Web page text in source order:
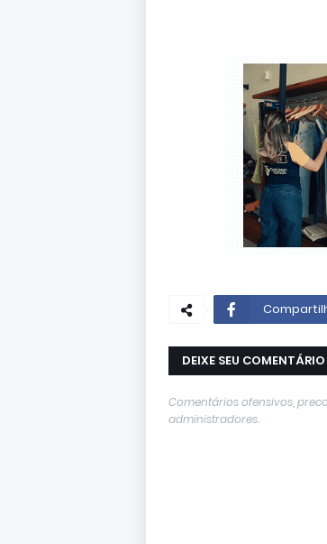
DEIXE SEU COMENTÁRIO
Comentários ofensivos,
administradores.